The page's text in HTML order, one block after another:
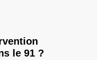
le 91 ?